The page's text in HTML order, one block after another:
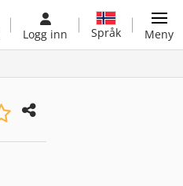
Logg inn Språk Meny